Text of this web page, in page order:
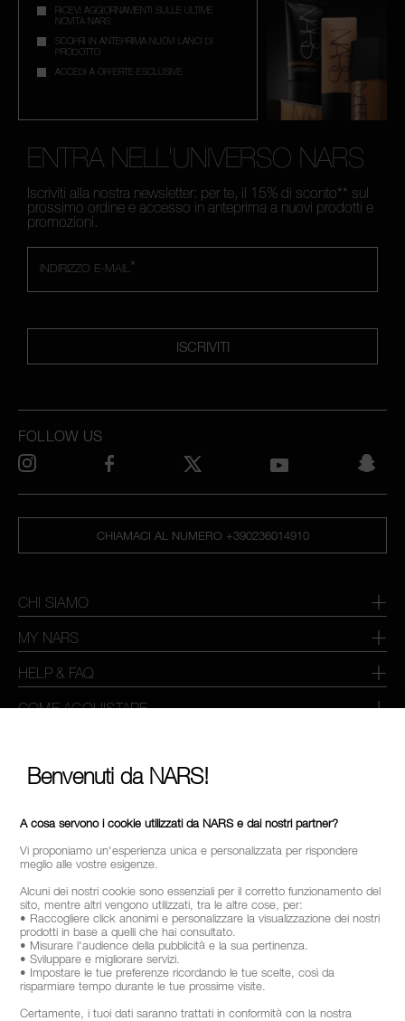
RICEVI AGGIORNAMENTI SULLE ULTIME
NOVITÀ NARS
SCOPRI IN ANTEPRIMA NUOVI LANCI DI
PRODOTTO
ACCEDI A OFFERTE ESCLUSIVE
ENTRA NELL'UNIVERSO NARS
Iscriviti alla nostra newsletter: per te, il 15% di sconto** sul
prossimo ordine e accesso in anteprima a nuovi prodotti e
promozioni.
*
INDIRIZZO E-MAIL
ISCRIVITI
CHIAMACI AL NUMERO +390236014910
CHI SIAMO
MY NARS
HELP & FAQ
COME ACQUISTARE
FOLLOW US
Benvenuti da NARS!
A cosa servono i cookie utilizzati da NARS e dai nostri partner?
Vi proponiamo un'esperienza unica e personalizzata per rispondere
meglio alle vostre esigenze.
Alcuni dei nostri cookie sono essenziali per il corretto funzionamento del
sito, mentre altri vengono utilizzati, tra le altre cose, per:
• Raccogliere click anonimi e personalizzare la visualizzazione dei nostri
prodotti in base a quelli che hai consultato.
• Misurare l'audience della pubblicità e la sua pertinenza.
• Sviluppare e migliorare servizi.
• Impostare le tue preferenze ricordando le tue scelte, così da
risparmiare tempo durante le tue prossime visite.
Certamente, i tuoi dati saranno trattati in conformità con la nostra